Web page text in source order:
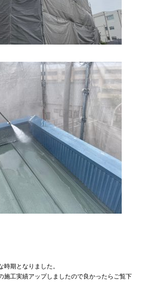
期となりました。
施工実績アップしましたので良かったらご覧下